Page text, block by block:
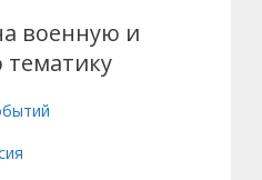
военную и